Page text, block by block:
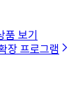
품 보기
장 프로그램